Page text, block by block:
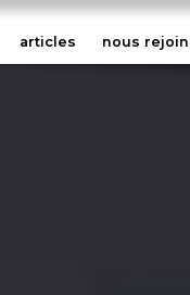
articles nous